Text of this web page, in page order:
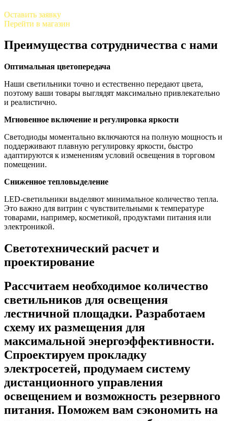
Оставить заявку
Перейти в магазин
Преимущества сотрудничества с нами
Оптимальная цветопередача
Наши светильники точно и естественно передают цвета,
поэтому ваши товары выглядят максимально привлекательно
и реалистично.
Мгновенное включение и регулировка яркости
Светодиоды моментально включаются на полную мощность и
поддерживают плавную регулировку яркости, быстро
адаптируются к изменениям условий освещения в торговом
помещении.
Сниженное тепловыделение
LED-светильники выделяют минимальное количество тепла.
Это важно для витрин с чувствительными к температуре
товарами, например, косметикой, продуктами питания или
электроникой.
Светотехнический расчет и
проектирование
Рассчитаем необходимое количество
светильников для освещения
лестничной площадки. Разработаем
схему их размещения для
максимальной энергоэффективности.
Спроектируем прокладку
электросетей, продумаем систему
дистанционного управления
освещением и возможность резервного
питания. Поможем вам сэкономить на